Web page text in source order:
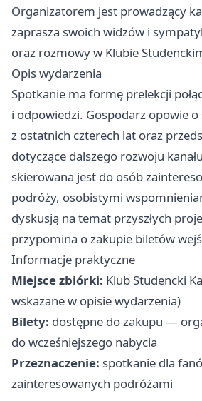
Organizatorem jest prowadzący
zaprasza swoich widzów i
oraz rozmowy w Klubie
Opis wydarzenia
Spotkanie ma formę prelekcji
i odpowiedzi. Gospodarz opowie
z ostatnich czterech lat oraz
dotyczące dalszego rozwoju
skierowana jest do osób
podróży, osobistymi
dyskusją na temat przyszłych
przypomina o zakupie biletów
Informacje praktyczne
Miejsce zbiórki: Klub Studencki
wskazane w opisie wydarzenia)
Bilety: dostępne do zakupu —
do wcześniejszego nabycia
Przeznaczenie: spotkanie dla
zainteresowanych podróżami